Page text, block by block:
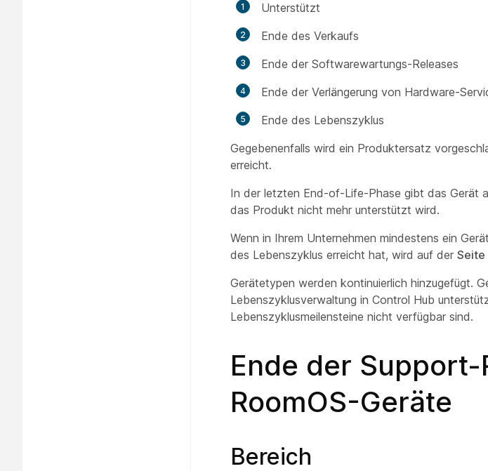
Unterstützt
Ende des Verkaufs
Ende der Softwarewartungs-Releases
Ende der Verlängerung von Hardware-
Ende des Lebenszyklus
Gegebenenfalls wird ein Produktersatz
erreicht.
In der letzten End-of-Life-Phase gibt das Gerät
das Produkt nicht mehr unterstützt wird.
Wenn in Ihrem Unternehmen mindestens ein
des Lebenszyklus erreicht hat, wird auf der Seite
Gerätetypen werden kontinuierlich hinzugefügt.
Lebenszyklusverwaltung in Control Hub
Lebenszyklusmeilensteine nicht verfügbar sind.
Ende der
RoomOS-Geräte
Bereich